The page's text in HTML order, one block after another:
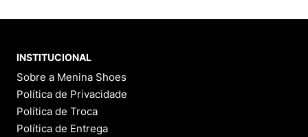
INSTITUCIONAL
Sobre a Menina Shoes
Política de Privacidade
Política de Troca
Política de Entrega